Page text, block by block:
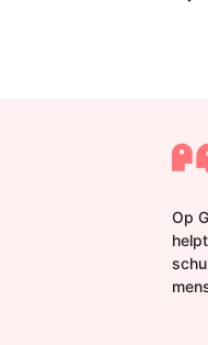
Op